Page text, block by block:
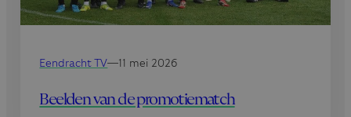
Eendracht TV—11 mei 2026
Beelden van de promotiematch